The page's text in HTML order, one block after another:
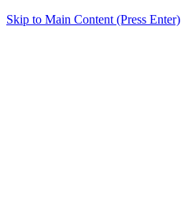
Skip to Main Content (Press Enter)